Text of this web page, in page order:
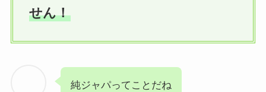
せん！
純ジャパってことだね